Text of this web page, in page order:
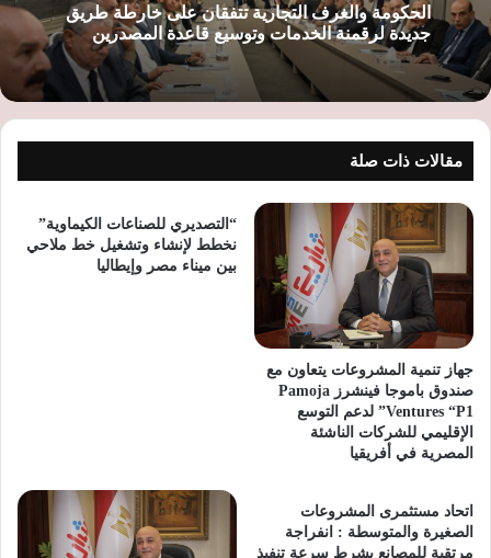
الحكومة والغرف التجارية تتفقان على خارطة طريق
جديدة لرقمنة الخدمات وتوسيع قاعدة المصدرين
مقالات ذات صلة
جهاز تنمية المشروعات يتعاون مع
صندوق باموجا فينشرز Pamoja
Ventures “P1” لدعم التوسع
الإقليمي للشركات الناشئة
المصرية في أفريقيا
“التصديري للصناعات الكيماوية”
نخطط لإنشاء وتشغيل خط ملاحي
بين ميناء مصر وإيطاليا
اتحاد مستثمرى المشروعات
الصغيرة والمتوسطة : انفراجة
مرتقبة للمصانع بشرط سرعة تنفيذ